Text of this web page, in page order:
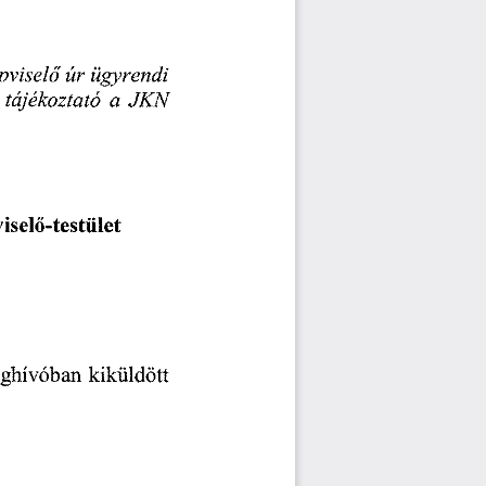
ő úr ügyrendi
tájékoztató a JKN
ő-testület
kiküldött